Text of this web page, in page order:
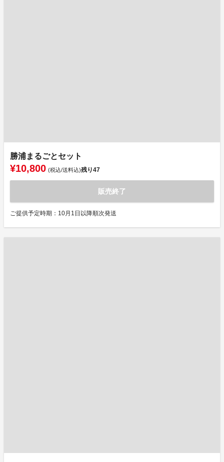
勝浦まるごとセット
¥10,800 (税込/送料込)残り47
販売終了
ご提供予定時期：10月1日以降順次発送